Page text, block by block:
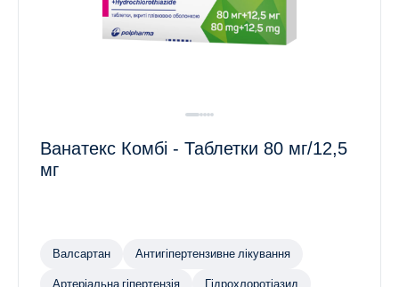
Ванатекс Комбі - Таблетки 80 мг/12,5
мг
Валсартан Антигіпертензивне лікування
Артеріальна гіпертензія Гідрохлоротіазид